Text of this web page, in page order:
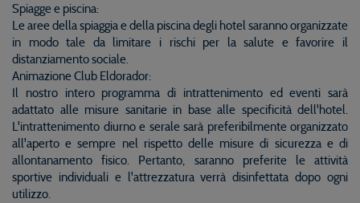
Spiagge e piscina:
Le aree della spiaggia e della piscina degli hotel saranno organizzate
in modo tale da limitare i rischi per la salute e favorire il
distanziamento sociale.
Animazione Club Eldorador:
Il nostro intero programma di intrattenimento ed eventi sarà
adattato alle misure sanitarie in base alle specificità dell'hotel.
L'intrattenimento diurno e serale sarà preferibilmente organizzato
all'aperto e sempre nel rispetto delle misure di sicurezza e di
allontanamento fisico. Pertanto, saranno preferite le attività
sportive individuali e l'attrezzatura verrà disinfettata dopo ogni
utilizzo.